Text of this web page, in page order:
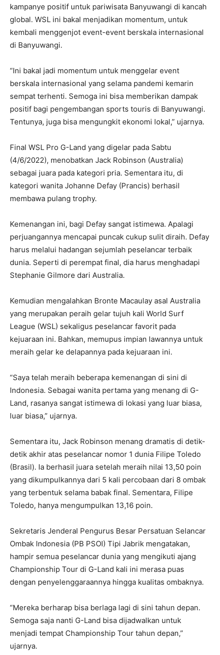
kampanye positif untuk pariwisata Banyuwangi di kancah
global. WSL ini bakal menjadikan momentum, untuk
kembali menggenjot event-event berskala internasional
di Banyuwangi.
“Ini bakal jadi momentum untuk menggelar event
berskala internasional yang selama pandemi kemarin
sempat terhenti. Semoga ini bisa memberikan dampak
positif bagi pengembangan sports touris di Banyuwangi.
Tentunya, juga bisa mengungkit ekonomi lokal,” ujarnya.
Final WSL Pro G-Land yang digelar pada Sabtu
(4/6/2022), menobatkan Jack Robinson (Australia)
sebagai juara pada kategori pria. Sementara itu, di
kategori wanita Johanne Defay (Prancis) berhasil
membawa pulang trophy.
Kemenangan ini, bagi Defay sangat istimewa. Apalagi
perjuangannya mencapai puncak cukup sulit diraih. Defay
harus melalui hadangan sejumlah peselancar terbaik
dunia. Seperti di perempat final, dia harus menghadapi
Stephanie Gilmore dari Australia.
Kemudian mengalahkan Bronte Macaulay asal Australia
yang merupakan peraih gelar tujuh kali World Surf
League (WSL) sekaligus peselancar favorit pada
kejuaraan ini. Bahkan, memupus impian lawannya untuk
meraih gelar ke delapannya pada kejuaraan ini.
“Saya telah meraih beberapa kemenangan di sini di
Indonesia. Sebagai wanita pertama yang menang di G-
Land, rasanya sangat istimewa di lokasi yang luar biasa,
luar biasa,” ujarnya.
Sementara itu, Jack Robinson menang dramatis di detik-
detik akhir atas peselancar nomor 1 dunia Filipe Toledo
(Brasil). Ia berhasil juara setelah meraih nilai 13,50 poin
yang dikumpulkannya dari 5 kali percobaan dari 8 ombak
yang terbentuk selama babak final. Sementara, Filipe
Toledo, hanya mengumpulkan 13,16 poin.
Sekretaris Jenderal Pengurus Besar Persatuan Selancar
Ombak Indonesia (PB PSOI) Tipi Jabrik mengatakan,
hampir semua peselancar dunia yang mengikuti ajang
Championship Tour di G-Land kali ini merasa puas
dengan penyelenggaraannya hingga kualitas ombaknya.
“Mereka berharap bisa berlaga lagi di sini tahun depan.
Semoga saja nanti G-Land bisa dijadwalkan untuk
menjadi tempat Championship Tour tahun depan,”
ujarnya.